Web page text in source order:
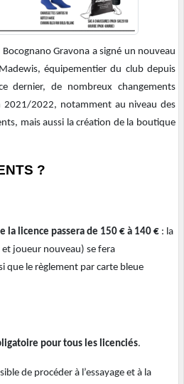
Bocognano Gravona a signé un nouveau
équipementier du club depuis
dernier, de nombreux changements
2021/2022, notamment au niveau des
mais aussi la création de la boutique
?
la licence passera de 150 € à 140 € : la
joueur nouveau) se fera
que le règlement par carte bleue
pour tous les licenciés.
de procéder à l’essayage et à la